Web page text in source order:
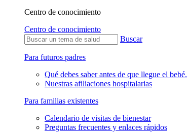
Centro de conocimiento
Centro de conocimiento
Buscar
Para futuros padres
Qué debes saber antes de que llegue el bebé.
Nuestras afiliaciones hospitalarias
Para familias existentes
Calendario de visitas de bienestar
Preguntas frecuentes y enlaces rápidos